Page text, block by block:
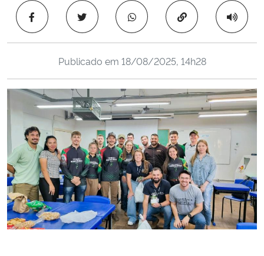
Ministério do Turismo
Ministério do Desenvolvimento Regional
Ministério da Mulher, da Família e dos Direitos Humanos
Secretaria-Geral
Secretaria de Governo
Gabinete de Segurança Institucional
Advocacia-Geral da União
Copiar para área
Publicado em 18/08/2025, 14h28